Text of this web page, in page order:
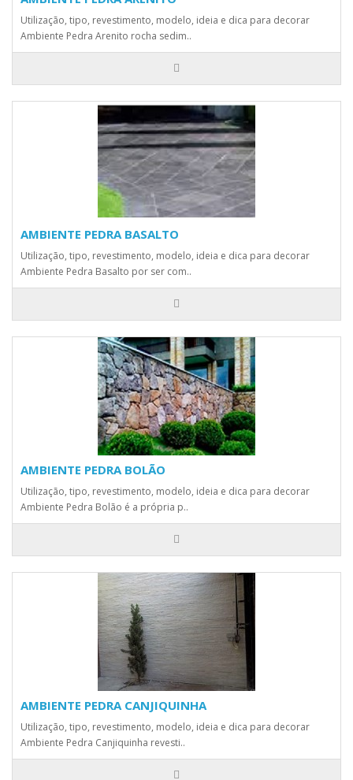
Utilização, tipo, revestimento, modelo, ideia e dica para decorar
Ambiente Pedra Arenito rocha sedim..
AMBIENTE PEDRA BASALTO
Utilização, tipo, revestimento, modelo, ideia e dica para decorar
Ambiente Pedra Basalto por ser com..
AMBIENTE PEDRA BOLÃO
Utilização, tipo, revestimento, modelo, ideia e dica para decorar
Ambiente Pedra Bolão é a própria p..
AMBIENTE PEDRA CANJIQUINHA
Utilização, tipo, revestimento, modelo, ideia e dica para decorar
Ambiente Pedra Canjiquinha revesti..